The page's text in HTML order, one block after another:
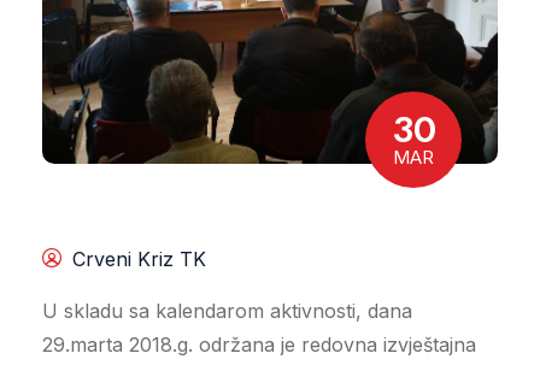
30
MAR
Crveni Kriz TK
U skladu sa kalendarom aktivnosti, dana
29.marta 2018.g. održana je redovna izvještajna